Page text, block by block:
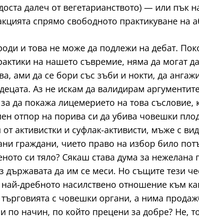
далеч от вегетарианството) — или
спрямо свободното практикуване на
и това не може да подлежи на дебат.
на нашето съвремие, няма да могат
ами да се бори със зъби и нокти, да
Аз не искам да валидирам
да покажа лицемерието на това
отпор на порива си да убива човешки
активистки и суфлак-активисти, мъже с
граждани, чието право на избор било
си тяло? Сякаш става дума за
държавата да им се меси. Но същите тези
дребното насилствено отношение към
с човешки органи, а нима
по начин, по който прецени за добре? Не,